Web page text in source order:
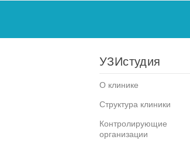
УЗИстудия
О клинике
Структура клиники
Контролирующие
организации